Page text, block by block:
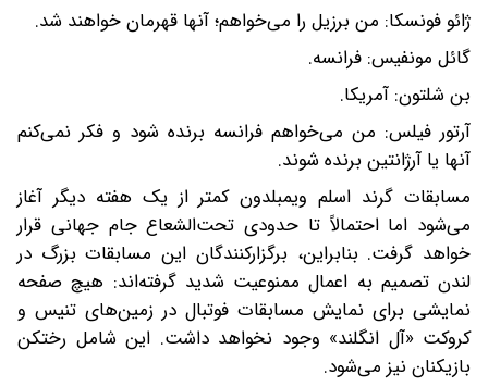
ژائو فونسکا: من برزیل را می‌خواهم؛ آنها قهرمان خواهند شد.
گائل مونفیس: فرانسه.
بن شلتون: آمریکا.
آرتور فیلس: من می‌خواهم فرانسه برنده شود و فکر نمی‌کنم
آنها یا آرژانتین برنده شوند.
مسابقات گرند اسلم ویمبلدون کمتر از یک هفته دیگر آغاز
می‌شود اما احتمالاً تا حدودی تحت‌الشعاع جام جهانی قرار
خواهد گرفت. بنابراین، برگزارکنندگان این مسابقات بزرگ در
لندن تصمیم به اعمال ممنوعیت شدید گرفته‌اند: هیچ صفحه
نمایشی برای نمایش مسابقات فوتبال در زمین‌های تنیس و
کروکت «آل انگلند» وجود نخواهد داشت. این شامل رختکن
بازیکنان نیز می‌شود.